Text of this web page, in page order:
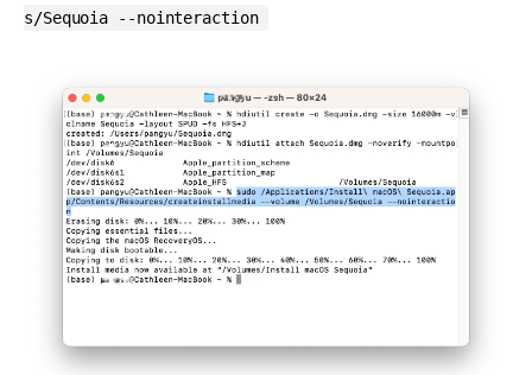
s/Sequoia --nointeraction